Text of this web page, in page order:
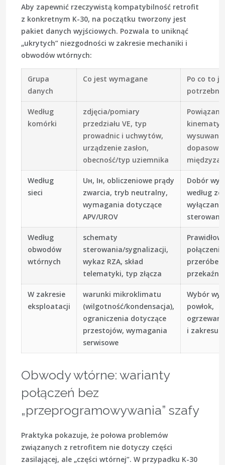
Aby zapewnić rzeczywistą kompatybilność retrofit
z konkretnym K-30, na początku tworzony jest
pakiet danych wyjściowych. Pozwala to uniknąć
„ukrytych” niezgodności w zakresie mechaniki i
obwodów wtórnych:
Grupa
danych
Co jest wymagane
Po co to
potrzebne
Według
komórki
zdjęcia/pomiary
przedziału VE, typ
prowadnic i uchwytów,
urządzenie zasłon,
obecność/typ uziemnika
Według
sieci
Uн, Iн, obliczeniowe prądy
zwarcia, tryb neutralny,
wymagania dotyczące
APV/UROV
Dobór
według
Według
obwodów
wtórnych
schematy
sterowania/sygnalizacji,
wykaz RZA, skład
telematyki, typ złącza
W zakresie
eksploatacji
warunki mikroklimatu
(wilgotność/kondensacja),
ograniczenia dotyczące
przestojów, wymagania
serwisowe
Wybór
powłok,
i zakresu
Obwody wtórne: warianty
połączeń bez
„przeprogramowywania” szafy
Praktyka pokazuje, że połowa problemów
związanych z retrofitem nie dotyczy części
zasilającej, ale „części wtórnej”. W przypadku K-30